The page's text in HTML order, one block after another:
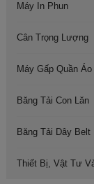
Máy In Phun
Cân Trọng Lượng
Máy Gấp Quần Áo
Băng Tải Con Lăn
Băng Tải Dây Belt
Thiết Bị, Vật Tư